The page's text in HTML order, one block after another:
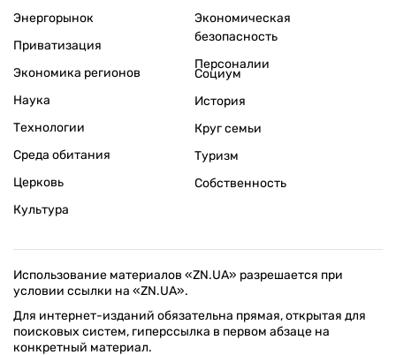
Энергорынок
Приватизация
Экономика регионов
Экономическая
безопасность
Персоналии
Наука
Технологии
Среда обитания
Церковь
Культура
Социум
История
Круг семьи
Туризм
Собственность
Использование материалов «ZN.UA» разрешается при
условии ссылки на «ZN.UA».
Для интернет-изданий обязательна прямая, открытая для
поисковых систем, гиперссылка в первом абзаце на
конкретный материал.